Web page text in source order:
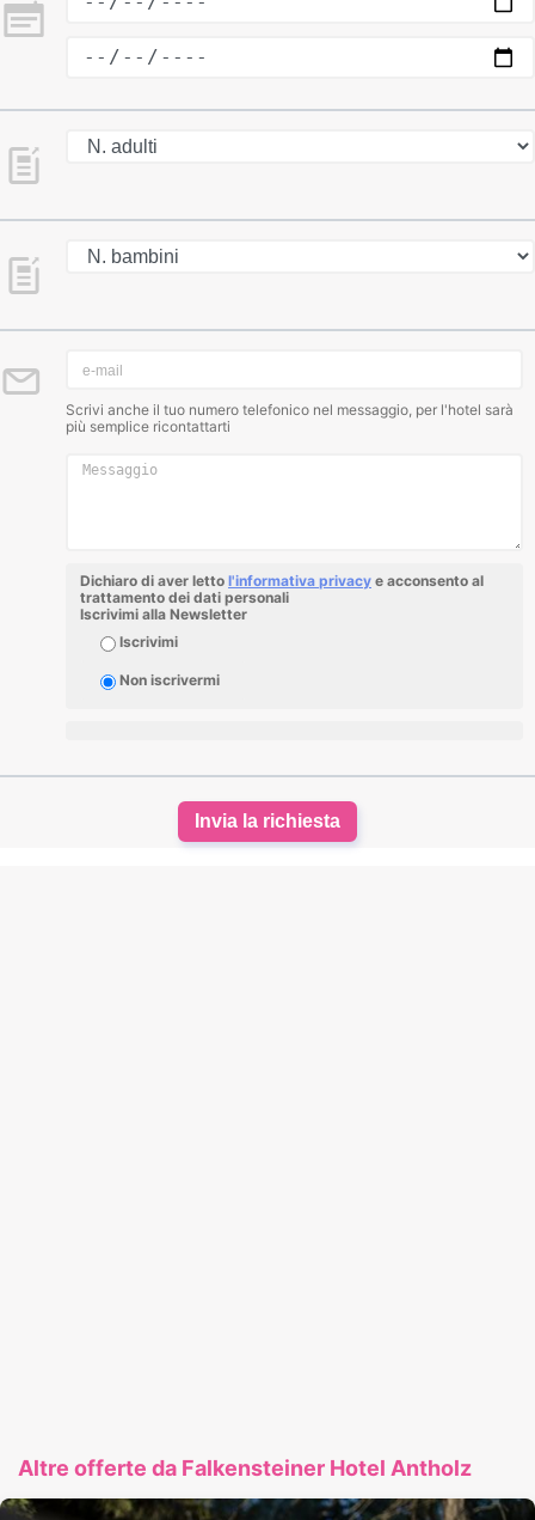
Scrivi anche il tuo numero telefonico nel messaggio, per l'hotel sarà
più semplice ricontattarti
Dichiaro di aver letto l'informativa privacy e acconsento al
trattamento dei dati personali
Iscrivimi alla Newsletter
Iscrivimi
Non iscrivermi
Invia la richiesta
Altre offerte da Falkensteiner Hotel Antholz